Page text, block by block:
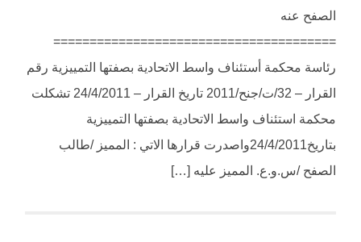
الصفح عنه
=======================================
رئاسة محكمة أستئناف واسط الاتحادية بصفتها التمييزية رقم
القرار – 32/ت/جنح/2011 تاريخ القرار – 24/4/2011 تشكلت
محكمة استئناف واسط الاتحادية بصفتها التمييزية
بتاريخ24/4/2011واصدرت قرارها الاتي : المميز /طالب
الصفح /س.و.ع. المميز عليه […]